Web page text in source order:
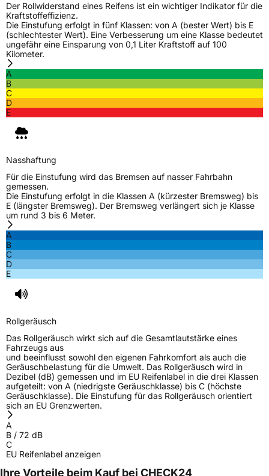
ZustandNeureifen
C-ReifenJa
EU Label
Rollgeräusch (dB)72
FahrzeugklasseC2
3PMSF / Schneeflockensymbol / Alpine-Symbol
Allgemeine Produktsicherheit (GPSR)
customerservice_tires@conti.de
Der Rollwiderstand eines Reifens ist ein wichtiger Indikator für die
Kraftstoffeffizienz.
Die Einstufung erfolgt in fünf Klassen: von A (bester Wert) bis E
(schlechtester Wert). Eine Verbesserung um eine Klasse bedeutet
ungefähr eine Einsparung von 0,1 Liter Kraftstoff auf 100
Kilometer.
A
B
C
D
E
Nasshaftung
Für die Einstufung wird das Bremsen auf nasser Fahrbahn
gemessen.
Die Einstufung erfolgt in die Klassen A (kürzester Bremsweg) bis
E (längster Bremsweg). Der Bremsweg verlängert sich je Klasse
um rund 3 bis 6 Meter.
A
B
C
D
E
Rollgeräusch
Das Rollgeräusch wirkt sich auf die Gesamtlautstärke eines
Fahrzeugs aus
und beeinflusst sowohl den eigenen Fahrkomfort als auch die
Geräuschbelastung für die Umwelt. Das Rollgeräusch wird in
Dezibel (dB) gemessen und im EU Reifenlabel in die drei Klassen
aufgeteilt: von A (niedrigste Geräuschklasse) bis C (höchste
Geräuschklasse). Die Einstufung für das Rollgeräusch orientiert
sich an EU Grenzwerten.
A
B / 72 dB
C
EU Reifenlabel anzeigen
Ihre Vorteile beim Kauf bei CHECK24